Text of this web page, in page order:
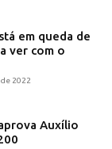
em queda de
ver com o
2022
Auxílio